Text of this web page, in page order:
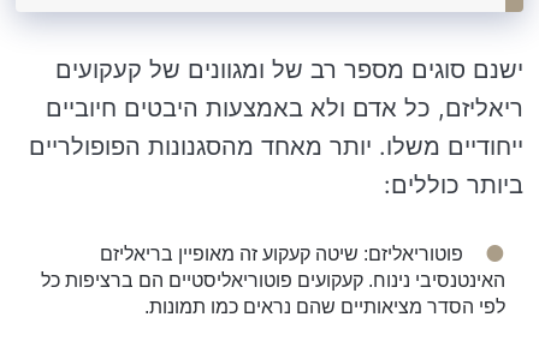
ישנם סוגים מספר רב של ומגוונים של קעקועים
ריאליזם, כל אדם ולא באמצעות היבטים חיוביים
ייחודיים משלו. יותר מאחד מהסגנונות הפופולריים
ביותר כוללים:
פוטוריאליזם: שיטה קעקוע זה מאופיין בריאליזם
האינטנסיבי נינוח. קעקועים פוטוריאליסטיים הם ברציפות כל
לפי הסדר מציאותיים שהם נראים כמו תמונות.